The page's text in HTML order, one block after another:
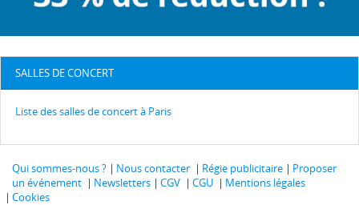
SALLES DE CONCERT
Liste des salles de concert à Paris
Qui sommes-nous ? Nous contacter Régie publicitaire
Proposer
un événement
Newsletters CGV CGU
Mentions légales
Cookies